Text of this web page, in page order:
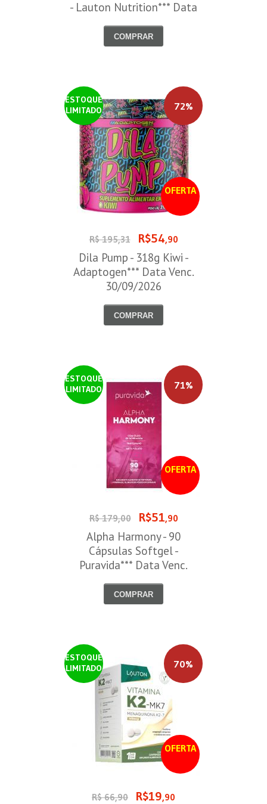
- Lauton Nutrition*** Data
COMPRAR
ESTOQUE
LIMITADO
OFERTA
72%
R$ 195,31 R$54,90
Dila Pump - 318g Kiwi -
Adaptogen*** Data Venc.
30/09/2026
COMPRAR
ESTOQUE
LIMITADO
OFERTA
71%
R$ 179,00 R$51,90
Alpha Harmony - 90
Cápsulas Softgel -
Puravida*** Data Venc.
COMPRAR
ESTOQUE
LIMITADO
OFERTA
70%
R$ 66,90 R$19,90